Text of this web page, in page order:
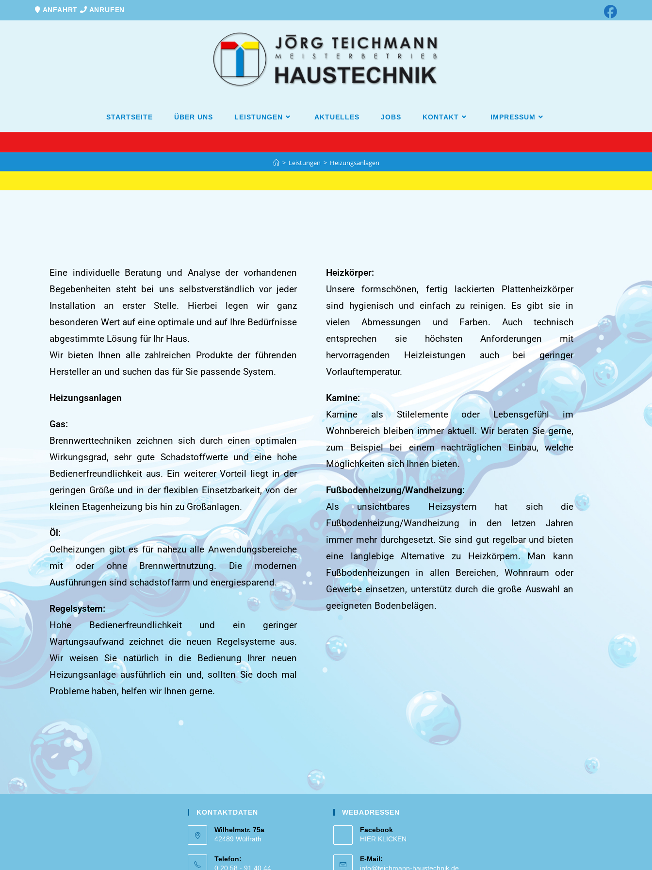
ANFAHRT ANRUFEN
STARTSEITE ÜBER UNS LEISTUNGEN AKTUELLES JOBS KONTAKT IMPRESSUM
> Leistungen > Heizungsanlagen
Eine individuelle Beratung und Analyse der vorhandenen
Begebenheiten steht bei uns selbstverständlich vor jeder
Installation an erster Stelle. Hierbei legen wir ganz
besonderen Wert auf eine optimale und auf Ihre Bedürfnisse
abgestimmte Lösung für Ihr Haus.
Wir bieten Ihnen alle zahlreichen Produkte der führenden
Hersteller an und suchen das für Sie passende System.
Heizungsanlagen
Gas:
Brennwerttechniken zeichnen sich durch einen optimalen
Wirkungsgrad, sehr gute Schadstoffwerte und eine hohe
Bedienerfreundlichkeit aus. Ein weiterer Vorteil liegt in der
geringen Größe und in der flexiblen Einsetzbarkeit, von der
kleinen Etagenheizung bis hin zu Großanlagen.
Öl:
Oelheizungen gibt es für nahezu alle Anwendungsbereiche
mit oder ohne Brennwertnutzung. Die modernen
Ausführungen sind schadstoffarm und energiesparend.
Regelsystem:
Hohe Bedienerfreundlichkeit und ein geringer
Wartungsaufwand zeichnet die neuen Regelsysteme aus.
Wir weisen Sie natürlich in die Bedienung Ihrer neuen
Heizungsanlage ausführlich ein und, sollten Sie doch mal
Probleme haben, helfen wir Ihnen gerne.
Heizkörper:
Unsere formschönen, fertig lackierten Plattenheizkörper
sind hygienisch und einfach zu reinigen. Es gibt sie in
vielen Abmessungen und Farben. Auch technisch
entsprechen sie höchsten Anforderungen mit
hervorragenden Heizleistungen auch bei geringer
Vorlauftemperatur.
Kamine:
Kamine als Stilelemente oder Lebensgefühl im
Wohnbereich bleiben immer aktuell. Wir beraten Sie gerne,
zum Beispiel bei einem nachträglichen Einbau, welche
Möglichkeiten sich Ihnen bieten.
Fußbodenheizung/Wandheizung:
Als unsichtbares Heizsystem hat sich die
Fußbodenheizung/Wandheizung in den letzen Jahren
immer mehr durchgesetzt. Sie sind gut regelbar und bieten
eine langlebige Alternative zu Heizkörpern. Man kann
Fußbodenheizungen in allen Bereichen, Wohnraum oder
Gewerbe einsetzen, unterstütz durch die große Auswahl an
geeigneten Bodenbelägen.
KONTAKTDATEN
Wilhelmstr. 75a
42489 Wülfrath
Telefon:
0 20 58 - 91 40 44
WEBADRESSEN
Facebook
HIER KLICKEN
E-Mail:
info@teichmann-haustechnik.de